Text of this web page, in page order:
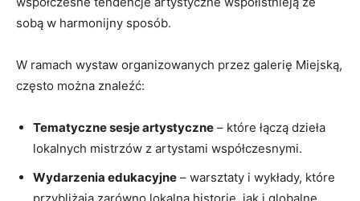
sobą w⁢ harmonijny sposób.
W ramach wystaw organizowanych przez galerię ⁤Miejską,
często można znaleźć:
Tematyczne⁣ sesje artystyczne – które łączą dzieła
lokalnych mistrzów z artystami współczesnymi.
Wydarzenia edukacyjne – ⁤warsztaty ⁢i wykłady, które